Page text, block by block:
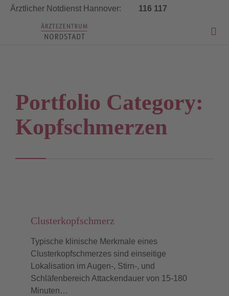
Ärztlicher Notdienst Hannover: 116 117

Portfolio Category:
Kopfschmerzen
Clusterkopfschmerz
Typische klinische Merkmale eines
Clusterkopfschmerzes sind einseitige
Lokalisation im Augen-, Stirn-, und
Schläfenbereich Attackendauer von 15-180
Minuten…